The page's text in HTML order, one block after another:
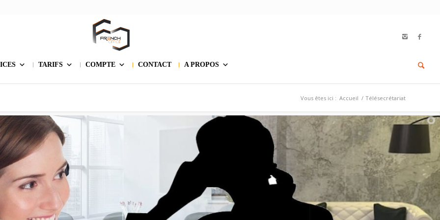
TARIFS COMPTE CONTACT A PROPOS
Vous êtes ici : Accueil / Télésecrétariat